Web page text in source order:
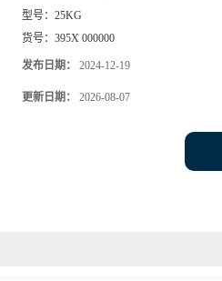
型号： 25KG
货号： 395X 000000
发布日期： 2024-12-19
更新日期： 2026-08-07